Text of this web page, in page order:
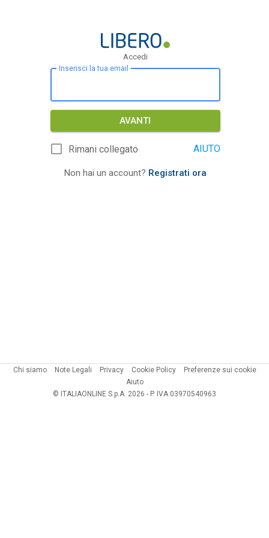
Accedi
Inserisci la tua email
AVANTI
Rimani collegato AIUTO
Non hai un account? Registrati ora
Chi siamo Note Legali Privacy Cookie Policy
Preferenze sui cookie
Aiuto
© ITALIAONLINE S.p.A. 2026 - P. IVA 03970540963